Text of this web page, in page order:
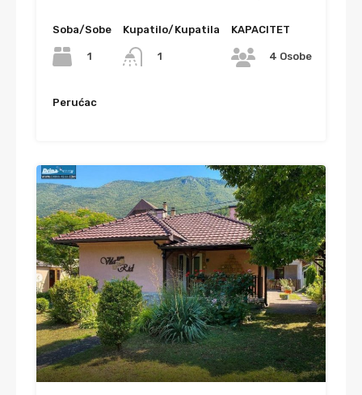
Soba/Sobe
1
Kupatilo/Kupatila
1
KAPACITET
4 Osobe
Perućac